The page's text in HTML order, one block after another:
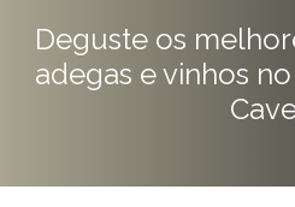
Deguste os
adegas e vinhos